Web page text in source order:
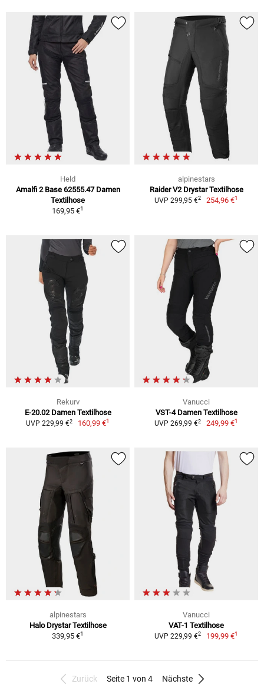
Held
Amalfi 2 Base 62555.47 Damen
Textilhose
169,95 €1
alpinestars
Raider V2 Drystar Textilhose
UVP 299,95 €2 254,96 €1
Rekurv
E-20.02 Damen Textilhose
UVP 229,99 €2 160,99 €1
Vanucci
VST-4 Damen Textilhose
UVP 269,99 €2 249,99 €1
alpinestars
Halo Drystar Textilhose
339,95 €1
Vanucci
VAT-1 Textilhose
UVP 229,99 €2 199,99 €1
Zurück Seite 1 von 4 Nächste